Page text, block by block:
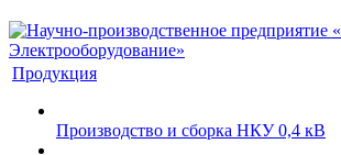
Продукция
Производство и сборка НКУ 0,4 кВ